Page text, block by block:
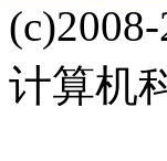
计算机